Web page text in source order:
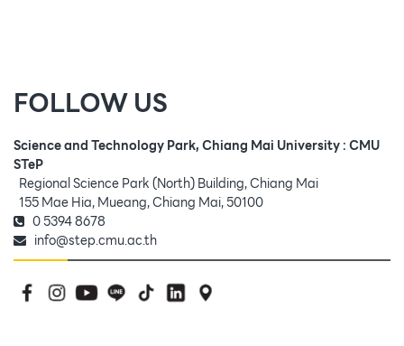
FOLLOW US
Science and Technology Park, Chiang Mai University : CMU
STeP
Regional Science Park (North) Building, Chiang Mai
155 Mae Hia, Mueang, Chiang Mai, 50100
0 5394 8678
info@step.cmu.ac.th